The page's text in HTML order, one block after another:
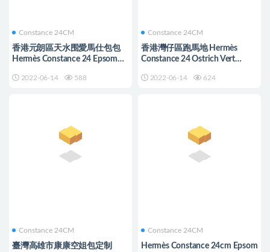
Constance 24CM
香港元朗區天水围愛馬仕包包
Hermès Constance 24 Epsom
2022-06-14 588
Constance 24CM
香港灣仔區跑馬地 Hermès
Constance 24 Ostrich Vert
2022-06-14 624
Constance 24CM
臺灣高雄市康康空姐包定制
Constance 24CM
Hermès Constance 24cm Epsom